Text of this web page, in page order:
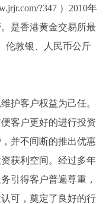
?347 ）2010年
是香港黄金交易所最
伦敦银、人民币公斤
护客户权益为己任。
客户更好的进行投资
并不间断的推出优惠
获利空间。经过多年
引得客户普遍尊重，
可，奠定了良好的行